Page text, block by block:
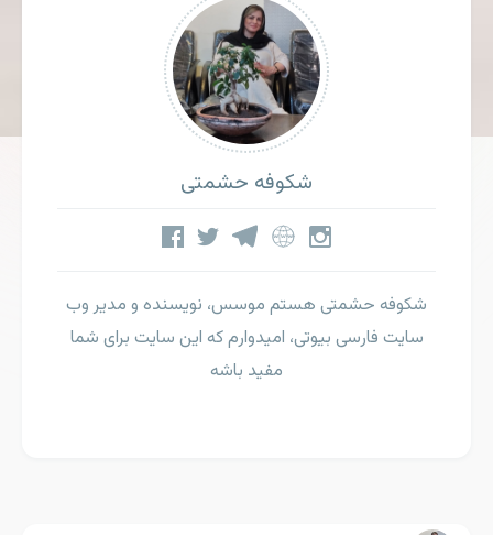
شکوفه حشمتی
شکوفه حشمتی هستم موسس، نویسنده و مدیر وب
سایت فارسی بیوتی، امیدوارم که این سایت برای شما
مفید باشه